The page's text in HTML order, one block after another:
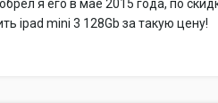
я его в мае 2015 года, по
ipad mini 3 128Gb за такую цену!